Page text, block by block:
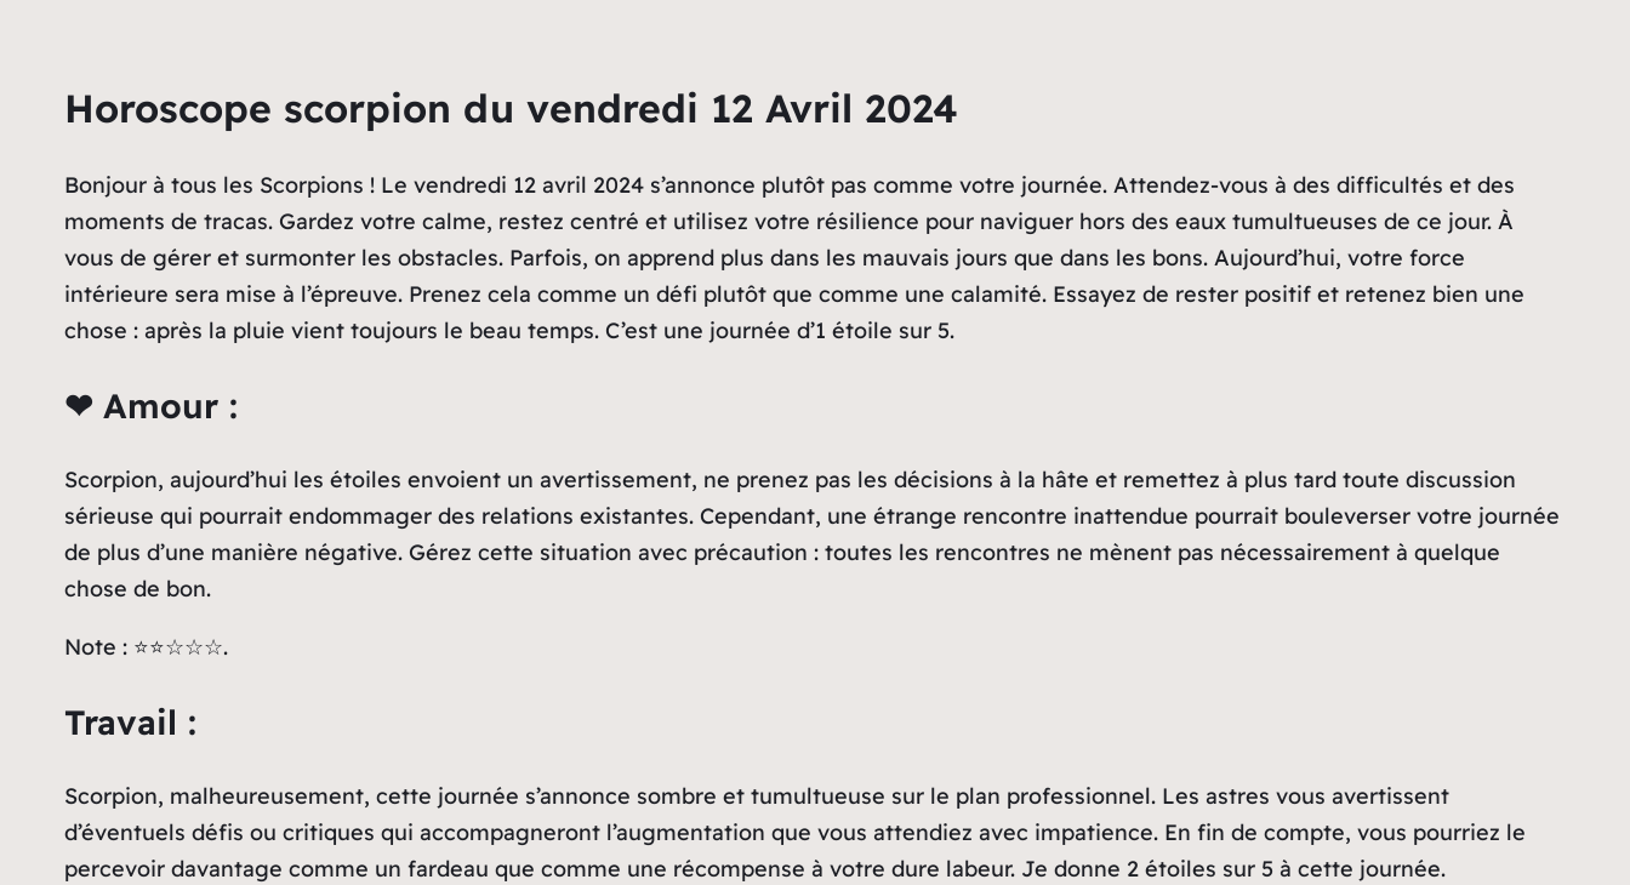
Horoscope scorpion du vendredi 12 Avril 2024
Bonjour à tous les Scorpions ! Le vendredi 12 avril 2024 s’annonce plutôt pas comme votre journée. Attendez-vous à des difficultés et des
moments de tracas. Gardez votre calme, restez centré et utilisez votre résilience pour naviguer hors des eaux tumultueuses de ce jour. À
vous de gérer et surmonter les obstacles. Parfois, on apprend plus dans les mauvais jours que dans les bons. Aujourd’hui, votre force
intérieure sera mise à l’épreuve. Prenez cela comme un défi plutôt que comme une calamité. Essayez de rester positif et retenez bien une
chose : après la pluie vient toujours le beau temps. C’est une journée d’1 étoile sur 5.
❤ Amour :
Scorpion, aujourd’hui les étoiles envoient un avertissement, ne prenez pas les décisions à la hâte et remettez à plus tard toute discussion
sérieuse qui pourrait endommager des relations existantes. Cependant, une étrange rencontre inattendue pourrait bouleverser votre journée
de plus d’une manière négative. Gérez cette situation avec précaution : toutes les rencontres ne mènent pas nécessairement à quelque
chose de bon.
Note : ⭐⭐☆☆☆.
Travail :
Scorpion, malheureusement, cette journée s’annonce sombre et tumultueuse sur le plan professionnel. Les astres vous avertissent
d’éventuels défis ou critiques qui accompagneront l’augmentation que vous attendiez avec impatience. En fin de compte, vous pourriez le
percevoir davantage comme un fardeau que comme une récompense à votre dure labeur. Je donne 2 étoiles sur 5 à cette journée.